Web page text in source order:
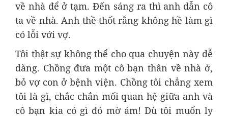
về nhà để ở tạm. Đến sáng ra thì anh dẫn cô
ta về nhà. Anh thề thốt rằng không hề làm gì
có lỗi với vợ.
Tôi thật sự không thể cho qua chuyện này dễ
dàng. Chồng đưa một cô bạn thân về nhà ở,
bỏ vợ con ở bệnh viện. Chồng tôi chẳng xem
tôi là gì, chắc chắn mối quan hệ giữa anh và
cô bạn kia có gì đó mờ ám! Dù tôi muốn ly